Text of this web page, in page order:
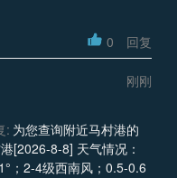
0 回复
刚刚
: 为您查询附近马村港的
[2026-8-8] 天气情况：
；2-4级西南风；0.5-0.6